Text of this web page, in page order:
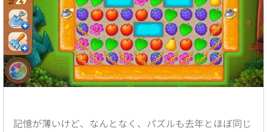
記憶が薄いけど、なんとなく、パズルも去年とほぼ同じ